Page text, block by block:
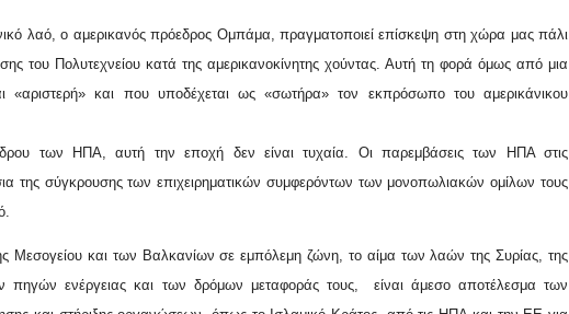
λαό, ο αμερικανός πρόεδρος Ομπάμα, πραγματοποιεί επίσκεψη στη χώρα μας πάλι
του Πολυτεχνείου κατά της αμερικανοκίνητης χούντας. Αυτή τη φορά όμως από μια
«αριστερή» και που υποδέχεται ως «σωτήρα» τον εκπρόσωπο του αμερικάνικου
των ΗΠΑ, αυτή την εποχή δεν είναι τυχαία. Οι παρεμβάσεις των ΗΠΑ στις
της σύγκρουσης των επιχειρηματικών συμφερόντων των μονοπωλιακών ομίλων τους
Μεσογείου και των Βαλκανίων σε εμπόλεμη ζώνη, το αίμα των λαών της Συρίας, της
πηγών ενέργειας και των δρόμων μεταφοράς τους,
είναι άμεσο αποτέλεσμα των